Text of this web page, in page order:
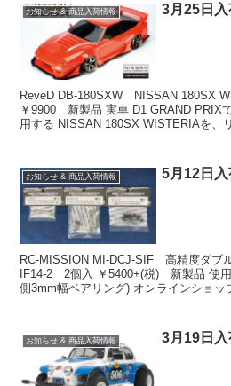
お知らせ & 商品入荷情報 3月25日入
ReveD DB-180SXW NISSAN 180SX
￥9900 新製品 実車 D1 GRAND PRIX
用する NISSAN 180SX WISTERIAを、
お知らせ & 商品入荷情報 5月12日入
RC-MISSION MI-DCJ-SIF 高精度ダブ
IF14-2 2個入 ￥5400+(税) 新製品 使
側3mm幅ベアリング) オンラインショッ
お知らせ & 商品入荷情報 3月19日入